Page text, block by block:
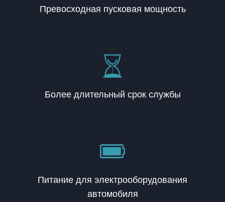
Превосходная пусковая мощность
Более длительный срок службы
Питание для электрооборудования
автомобиля